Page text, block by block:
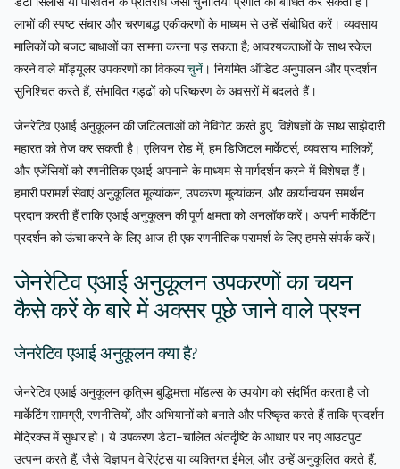
लाभों की स्पष्ट संचार और चरणबद्ध एकीकरणों के माध्यम से उन्हें संबोधित करें। व्यवसाय
मालिकों को बजट बाधाओं का सामना करना पड़ सकता है; आवश्यकताओं के साथ स्केल
करने वाले मॉड्यूलर उपकरणों का विकल्पचुनें । नियमित ऑडिट अनुपालन और प्रदर्शन
सुनिश्चित करते हैं, संभावित गड्ढों को परिष्करण के अवसरों में बदलते हैं।
जेनरेटिव एआई अनुकूलन की जटिलताओं को नेविगेट करते हुए, विशेषज्ञों के साथ साझेदारी
महारत को तेज कर सकती है। एलियन रोड में, हम डिजिटल मार्केटर्स, व्यवसाय मालिकों,
और एजेंसियों को रणनीतिक एआई अपनाने के माध्यम से मार्गदर्शन करने में विशेषज्ञ हैं।
हमारी परामर्श सेवाएं अनुकूलित मूल्यांकन, उपकरण मूल्यांकन, और कार्यान्वयन समर्थन
प्रदान करती हैं ताकि एआई अनुकूलन की पूर्ण क्षमता को अनलॉक करें। अपनी मार्केटिंग
प्रदर्शन को ऊंचा करने के लिए आज ही एक रणनीतिक परामर्श के लिए हमसे संपर्क करें।
जेनरेटिव एआई अनुकूलन उपकरणों का चयन
कैसे करें के बारे में अक्सर पूछे जाने वाले प्रश्न
जेनरेटिव एआई अनुकूलन क्या है?
जेनरेटिव एआई अनुकूलन कृत्रिम बुद्धिमत्ता मॉडल्स के उपयोग को संदर्भित करता है जो
मार्केटिंग सामग्री, रणनीतियों, और अभियानों को बनाते और परिष्कृत करते हैं ताकि प्रदर्शन
मेट्रिक्स में सुधार हो। ये उपकरण डेटा-चालित अंतर्दृष्टि के आधार पर नए आउटपुट
उत्पन्न करते हैं, जैसे विज्ञापन वेरिएंट्स या व्यक्तिगत ईमेल, और उन्हें अनुकूलित करते हैं,